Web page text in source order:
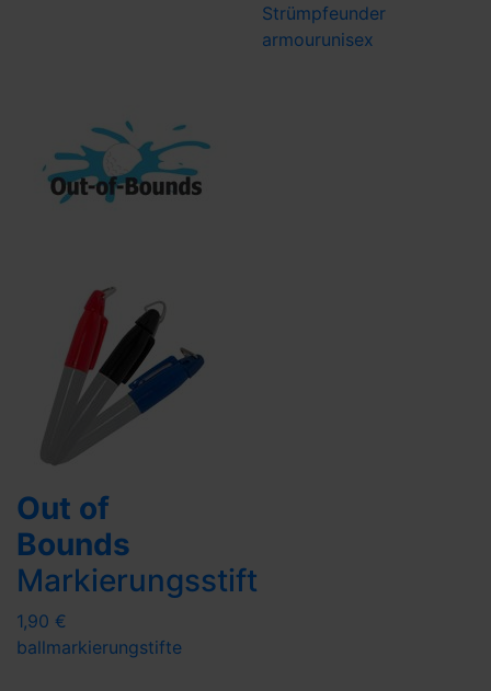
Strümpfeunder
armourunisex
Out of
Bounds
Markierungsstift
1,90 €
ballmarkierungstifte